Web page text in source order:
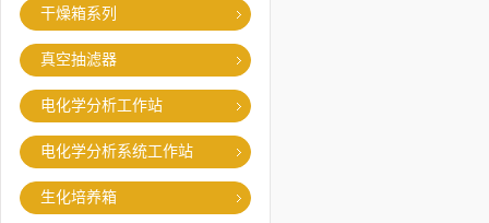
干燥箱系列
真空抽滤器
电化学分析工作站
电化学分析系统工作站
生化培养箱